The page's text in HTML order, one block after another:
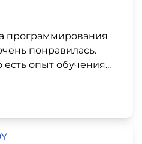
программирования
понравилась.
опыт обучения...